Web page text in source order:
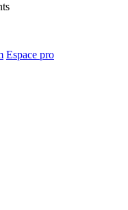
Espace pro